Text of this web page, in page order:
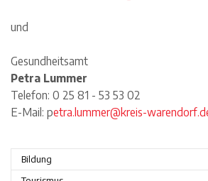
Bildung
und
Gesundheitsamt
Petra Lummer
Telefon: 0 25 81 - 53 53 02
E-Mail: petra.lummer@kreis-